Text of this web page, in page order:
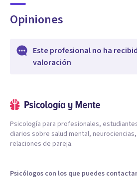
Opiniones
Este profesional no ha
valoración
Psicología para profesionales,
diarios sobre salud mental,
relaciones de pareja.
Psicólogos con los que puedes contactar